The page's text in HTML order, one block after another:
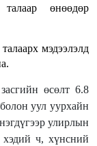
өнөөдөр
мэдээлэлд
өсөлт 6.8
уул уурхайн
улирлын
хэдий ч, хүнсний